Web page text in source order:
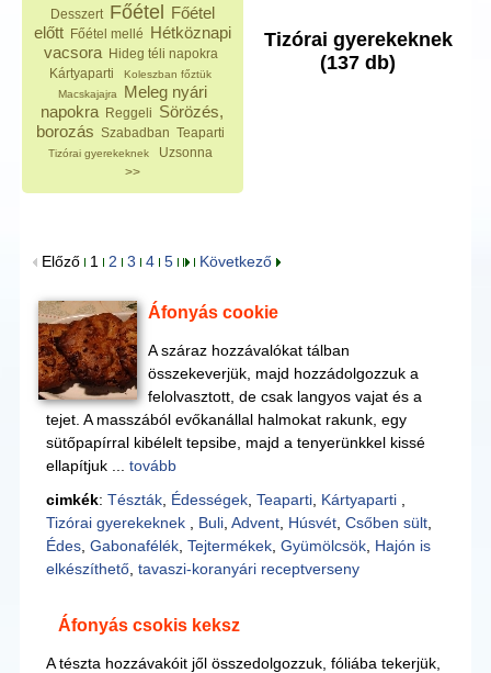
Desszert Főétel
Főétel
előtt Főétel mellé Hétköznapi
vacsora Hideg téli napokra
Kártyaparti
Koleszban főztük
Macskajajra
Meleg nyári
napokra Reggeli Sörözés,
borozás Szabadban Teaparti
Tizórai gyerekeknek
Uzsonna
>>
Tizórai gyerekeknek
(137 db)
Előző 1 2 3 4 5 Következő
Áfonyás cookie
A száraz hozzávalókat tálban
összekeverjük, majd hozzádolgozzuk a
felolvasztott, de csak langyos vajat és a
tejet. A masszából evőkanállal halmokat rakunk, egy
sütőpapírral kibélelt tepsibe, majd a tenyerünkkel kissé
ellapítjuk ... tovább
cimkék: Tészták, Édességek, Teaparti, Kártyaparti
Tizórai gyerekeknek
Buli, Advent, Húsvét, Csőben sült,
Édes, Gabonafélék, Tejtermékek, Gyümölcsök, Hajón is
elkészíthető, tavaszi-koranyári receptverseny
Áfonyás csokis keksz
A tészta hozzávakóit jől összedolgozzuk, fóliába tekerjük,